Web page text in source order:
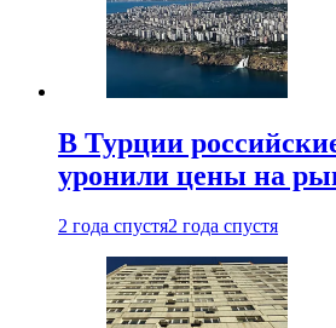
В Турции
уронили цены на
2 года спустя2 года спустя